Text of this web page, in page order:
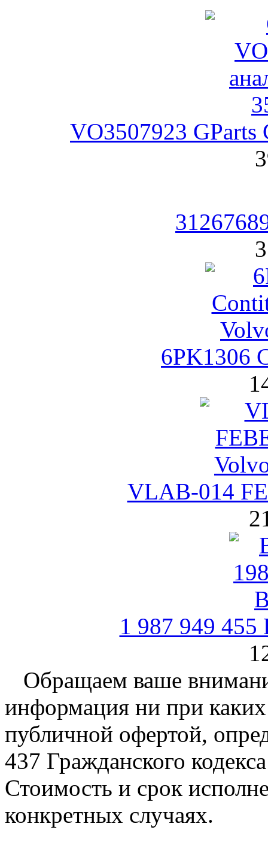
VO3507923 GParts
6PK1306
VLAB-014
1 987 949
Обращаем ваше
информация ни при каких
публичной офертой,
437 Гражданского
Стоимость и срок
конкретных случаях.